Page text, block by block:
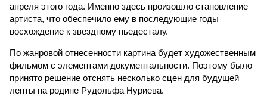
апреля этого года. Именно здесь произошло становление
артиста, что обеспечило ему в последующие годы
восхождение к звездному пьедесталу.
По жанровой отнесенности картина будет художественным
фильмом с элементами документальности. Поэтому было
принято решение отснять несколько сцен для будущей
ленты на родине Рудольфа Нуриева.